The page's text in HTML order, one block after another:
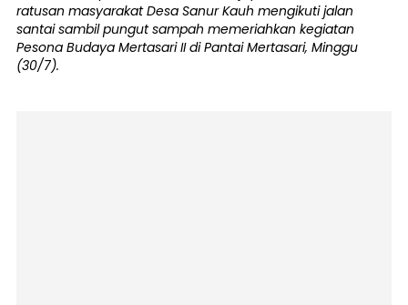
ratusan masyarakat Desa Sanur Kauh mengikuti jalan
santai sambil pungut sampah memeriahkan kegiatan
Pesona Budaya Mertasari II di Pantai Mertasari, Minggu
(30/7).